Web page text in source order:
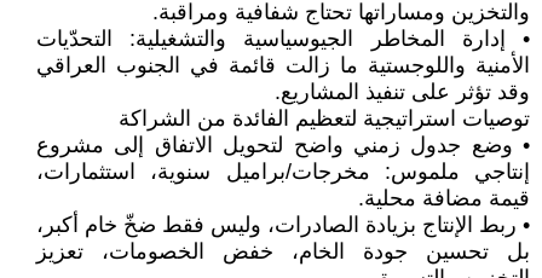
والتخزين ومساراتها تحتاج شفافية ومراقبة.
• إدارة المخاطر الجيوسياسية والتشغيلية: التحدّيات
الأمنية واللوجستية ما زالت قائمة في الجنوب العراقي
وقد تؤثر على تنفيذ المشاريع.
توصيات استراتيجية لتعظيم الفائدة من الشراكة
• وضع جدول زمني واضح لتحويل الاتفاق إلى مشروع
إنتاجي ملموس: مخرجات/براميل سنوية، استثمارات،
قيمة مضافة محلية.
• ربط الإنتاج بزيادة الصادرات، وليس فقط ضخّ خام أكبر،
بل تحسين جودة الخام، خفض الخصومات، تعزيز